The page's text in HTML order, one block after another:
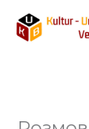
вмісту